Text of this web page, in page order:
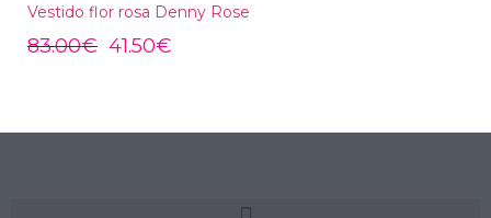
Vestido flor rosa Denny Rose
83.00€ 41.50€